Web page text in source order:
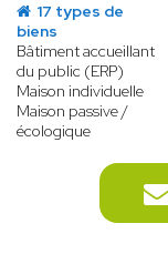
17 types de
biens
Bâtiment accueillant
du public (ERP)
Maison individuelle
Maison passive /
écologique